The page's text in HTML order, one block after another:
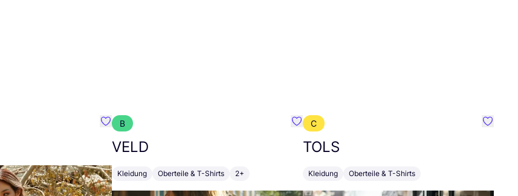
Favorit Tuya Sar
B
VELD
Kleidung Oberteile & T-Shirts 2+
Favorit VELD
C
TOLS
Kleidung Oberteile & T-Shirts
Favorit